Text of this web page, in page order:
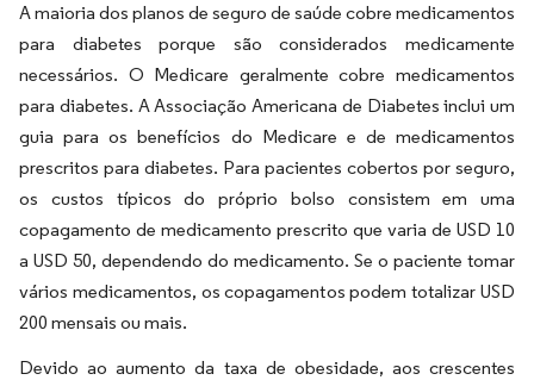
A maioria dos planos de seguro de saúde cobre medicamentos
para diabetes porque são considerados medicamente
necessários. O Medicare geralmente cobre medicamentos
para diabetes. A Associação Americana de Diabetes inclui um
guia para os benefícios do Medicare e de medicamentos
prescritos para diabetes. Para pacientes cobertos por seguro,
os custos típicos do próprio bolso consistem em uma
copagamento de medicamento prescrito que varia de USD 10
a USD 50, dependendo do medicamento. Se o paciente tomar
vários medicamentos, os copagamentos podem totalizar USD
200 mensais ou mais.
Devido ao aumento da taxa de obesidade, aos crescentes